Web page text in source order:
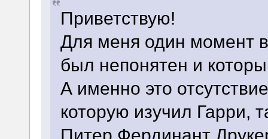
Приветствую!
Для меня один момент
был непонятен и
А именно это
которую изучил Гарри,
Питер Фердинант